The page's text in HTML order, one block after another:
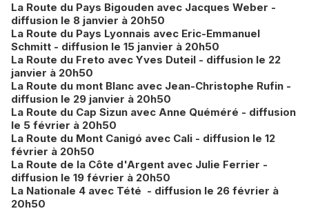
La Route du Pays Bigouden avec Jacques Weber -
diffusion le 8 janvier à 20h50
La Route du Pays Lyonnais avec Eric-Emmanuel
Schmitt - diffusion le 15 janvier à 20h50
La Route du Freto avec Yves Duteil - diffusion le 22
janvier à 20h50
La Route du mont Blanc avec Jean-Christophe Rufin -
diffusion le 29 janvier à 20h50
La Route du Cap Sizun avec Anne Quéméré - diffusion
le 5 février à 20h50
La Route du Mont Canigó avec Cali - diffusion le 12
février à 20h50
La Route de la Côte d'Argent avec Julie Ferrier -
diffusion le 19 février à 20h50
La Nationale 4 avec Tété - diffusion le 26 février à
20h50